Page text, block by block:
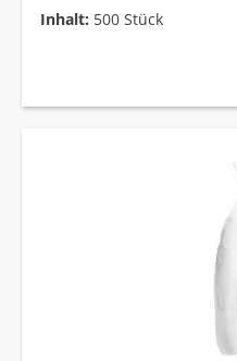
Inhalt: 500 Stück